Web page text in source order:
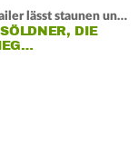
"Battlefield 6"-Trailer lässt staunen und rätseln:
DIE